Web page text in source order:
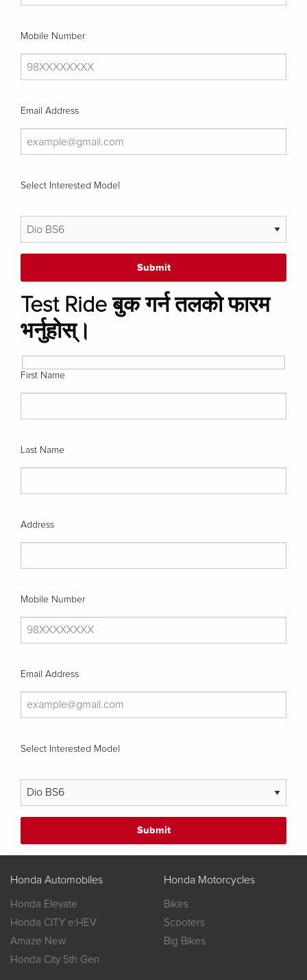
Mobile Number
Email Address
Select Interested Model
Test Ride बुक गर्न तलको फारम
भर्नुहोस्।
First Name
Last Name
Address
Mobile Number
Email Address
Select Interested Model
Honda Automobiles
Honda Elevate
Honda CITY e:HEV
Amaze New
Honda City 5th Gen
Honda Motorcycles
Bikes
Scooters
Big Bikes